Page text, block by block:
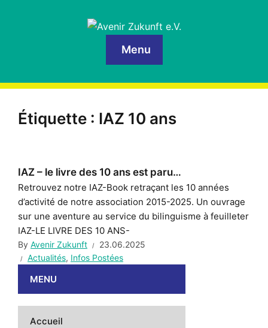
Menu
Étiquette : IAZ 10 ans
IAZ – le livre des 10 ans est paru…
Retrouvez notre IAZ-Book retraçant les 10 années
d’activité de notre association 2015-2025. Un ouvrage
sur une aventure au service du bilinguisme à feuilleter
IAZ-LE LIVRE DES 10 ANS-
By Avenir Zukunft
23.06.2025
Actualités, Infos Postées
MENU
Accueil